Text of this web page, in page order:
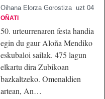
Oihana Elorza Gorostiza uzt 04
OÑATI
50. urteurrenaren festa handia
egin du gaur Aloña Mendiko
eskubaloi sailak. 475 lagun
elkartu dira Zubikoan
bazkaltzeko. Omenaldien
artean, An…